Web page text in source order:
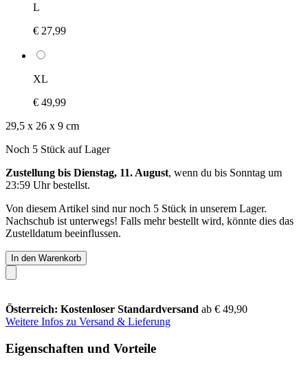
L
€ 27,99
XL
€ 49,99
29,5 x 26 x 9 cm
Noch 5 Stück auf Lager
Zustellung bis Dienstag, 11. August, wenn du bis Sonntag um
23:59 Uhrbestellst.
Von diesem Artikel sind nur noch 5 Stück in unserem Lager.
Nachschub ist unterwegs! Falls mehr bestellt wird, könnte dies das
Zustelldatum beeinflussen.
In den Warenkorb
Österreich: Kostenloser Standardversand ab € 49,90
Weitere Infos zu Versand & Lieferung
Eigenschaften und Vorteile